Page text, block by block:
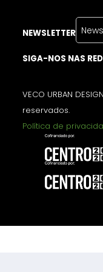
NEWSLETTER
SIGA-NOS NAS
VECO URBAN
reservados.
Política de